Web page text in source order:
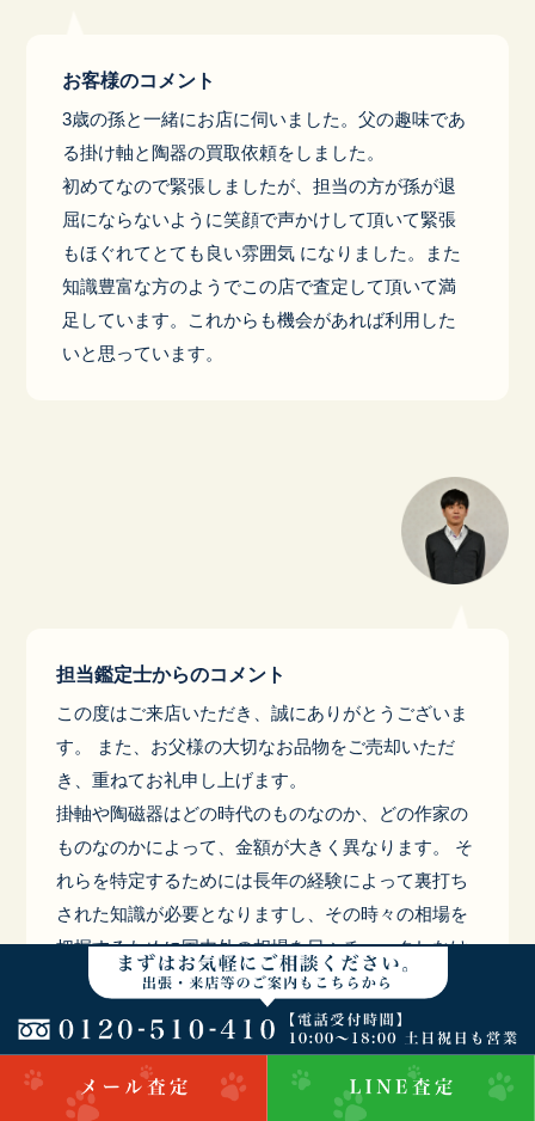
お客様のコメント
3歳の孫と一緒にお店に伺いました。父の趣味であ
る掛け軸と陶器の買取依頼をしました。
初めてなので緊張しましたが、担当の方が孫が退
屈にならないように笑顔で声かけして頂いて緊張
もほぐれてとても良い雰囲気 になりました。また
知識豊富な方のようでこの店で査定して頂いて満
足しています。これからも機会があれば利用した
いと思っています。
担当鑑定士からのコメント
この度はご来店いただき、誠にありがとうございま
す。 また、お父様の大切なお品物をご売却いただ
き、重ねてお礼申し上げます。
掛軸や陶磁器はどの時代のものなのか、どの作家の
ものなのかによって、金額が大きく異なります。 そ
れらを特定するためには長年の経験によって裏打ち
された知識が必要となりますし、その時々の相場を
把握するために国内外の相場を日々チェックしなけ
ればなりません。できる限りのご説明を差し上げま
したが、ご満足いただいたようで何よりです。
弊社では単にお品物を拝見し、金額をご提示するだ
けでなく、 骨董品・美術品の鑑定という、なかなか
体験することのない経験を良きものとして終えてい